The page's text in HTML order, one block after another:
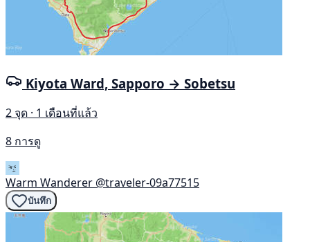
Kiyota Ward, Sapporo → Sobetsu
2 จุด · 1 เดือนที่แล้ว
8 การดู
Warm Wanderer @traveler-09a77515
บันทึก